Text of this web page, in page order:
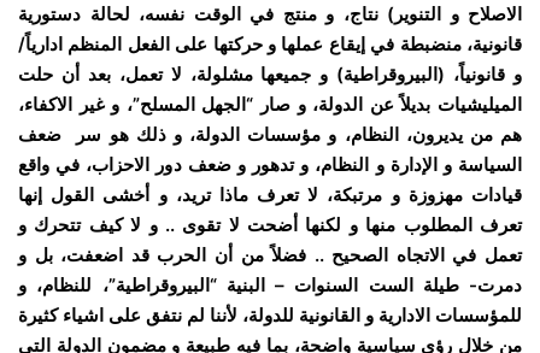
الاصلاح و التنوير) نتاج، و منتج في الوقت نفسه، لحالة دستورية
قانونية، منضبطة في إيقاع عملها و حركتها على الفعل المنظم ادارياً/
و قانونياً، (البيروقراطية) و جميعها مشلولة، لا تعمل، بعد أن حلت
الميليشيات بديلاً عن الدولة، و صار “الجهل المسلح”، و غير الاكفاء،
هم من يديرون، النظام، و مؤسسات الدولة، و ذلك هو سر ضعف
السياسة و الإدارة و النظام، و تدهور و ضعف دور الاحزاب، في واقع
قيادات مهزوزة و مرتبكة، لا تعرف ماذا تريد، و أخشى القول إنها
تعرف المطلوب منها و لكنها أضحت لا تقوى .. و لا كيف تتحرك و
تعمل في الاتجاه الصحيح .. فضلاً من أن الحرب قد اضعفت، بل و
دمرت- طيلة الست السنوات – البنية “البيروقراطية”، للنظام، و
للمؤسسات الادارية و القانونية للدولة، لأننا لم نتفق على اشياء كثيرة
من خلال رؤى سياسية واضحة، بما فيه طبيعة و مضمون الدولة التي